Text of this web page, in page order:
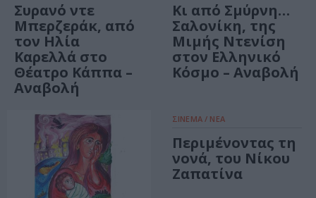
Συρανό ντε
Μπερζεράκ, από
τον Ηλία
Καρελλά στο
Θέατρο Κάππα –
Αναβολή
Κι από Σμύρνη…
Σαλονίκη, της
Μιμής Ντενίση
στον Ελληνικό
Κόσμο – Αναβολή
ΣΙΝΕΜΑ / ΝΕΑ
Περιμένοντας τη
νονά, του Νίκου
Ζαπατίνα